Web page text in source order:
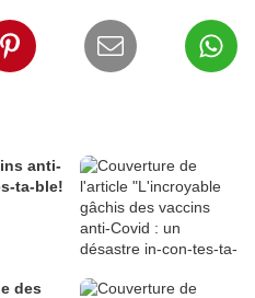
anti-
ta-ble!
des